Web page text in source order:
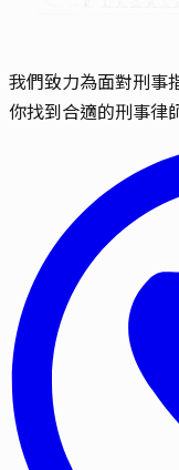
我們致力為面對刑事
你找到合適的刑事律